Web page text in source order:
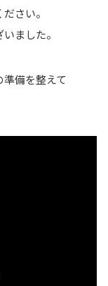
さい。
ました。
備を整えて